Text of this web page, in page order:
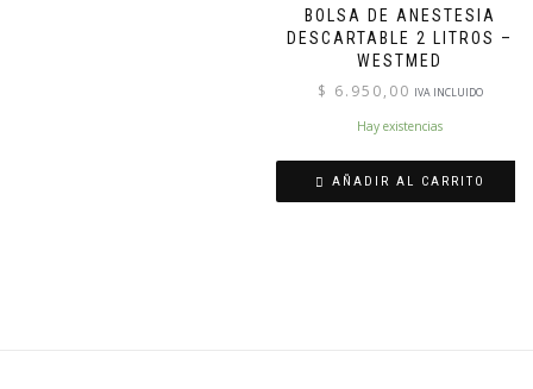
BOLSA DE ANESTESIA
DESCARTABLE 2 LITROS –
WESTMED
$ 6.950,00 IVA INCLUIDO
Hay existencias
AÑADIR AL CARRITO